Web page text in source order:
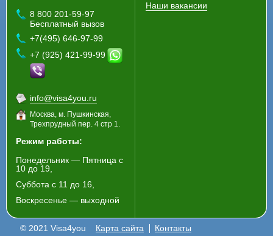
8 800 201-59-97
Бесплатный вызов
+7(495) 646-97-99
+7 (925) 421-99-99
info@visa4you.ru
Москва, м. Пушкинская,
Трехпрудный пер. 4 стр 1.
Режим работы:
Понедельник — Пятница с
10 до 19,
Суббота с 11 до 16,
Воскресенье — выходной
Наши вакансии
© 2021 Visa4you Карта сайта Контакты